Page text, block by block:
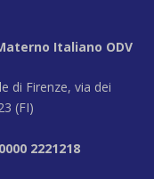
Italiano ODV
di Firenze, via dei
(FI)
2221218